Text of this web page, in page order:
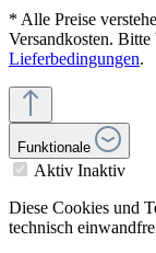
* Alle Preise
Versandkosten. Bitte
Lieferbedingungen.
Funktionale
Aktiv Inaktiv
Diese Cookies und
technisch